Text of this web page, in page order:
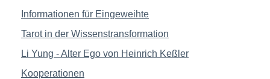
Informationen für Eingeweihte
Tarot in der Wissenstransformation
Li Yung - Alter Ego von Heinrich Keßler
Kooperationen